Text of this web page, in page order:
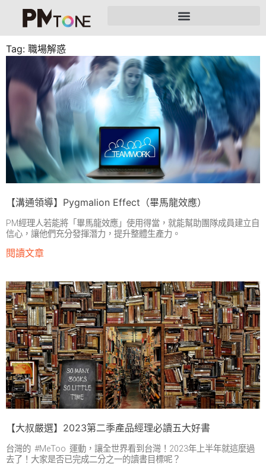
Tag: 職場解惑
【溝通領導】Pygmalion Effect（畢馬龍效應）
PM經理人若能將「畢馬龍效應」使用得當，就能幫助團隊成員建立自
信心，讓他們充分發揮潛力，提升整體生產力。
閱讀文章
【大叔嚴選】2023第二季產品經理必讀五大好書
台灣的 #MeToo 運動，讓全世界看到台灣！2023年上半年就這麼過
去了！大家是否已完成二分之一的讀書目標呢？